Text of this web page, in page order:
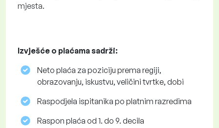
mjesta.
Izvješće o plaćama sadrži:
Neto plaća za poziciju prema regiji,
obrazovanju, iskustvu, veličini tvrtke, dobi
Raspodjela ispitanika po platnim razredima
Raspon plaća od 1. do 9. decila